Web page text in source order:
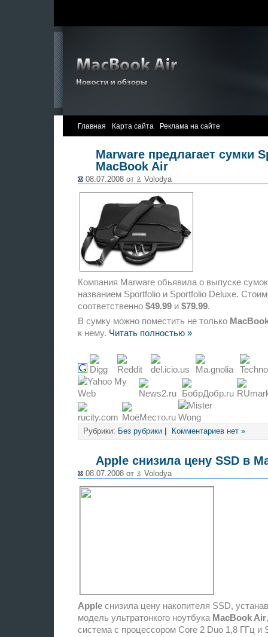
Главная Карта сайта Реклама на сайте
Marware предлагает сумки
MacBook Air
08.07.2008 от Volodya
Компания Marware обьявила о выпуске
названием Sportfolio и Sportfolio Deluxe.
соответственно $49.99 и $79.99.
В сумку можно поместить не только
к нему. Читать полностью »
Рубрики: Без рубрики Комментариев нет »
Apple снизила цену SSD в
08.07.2008 от Volodya
Apple снизила цену накопителя SSD,
модель ультратонкого ноутбука MacBook Air
система с процессором Core 2 Duo 1,8 ГГц и